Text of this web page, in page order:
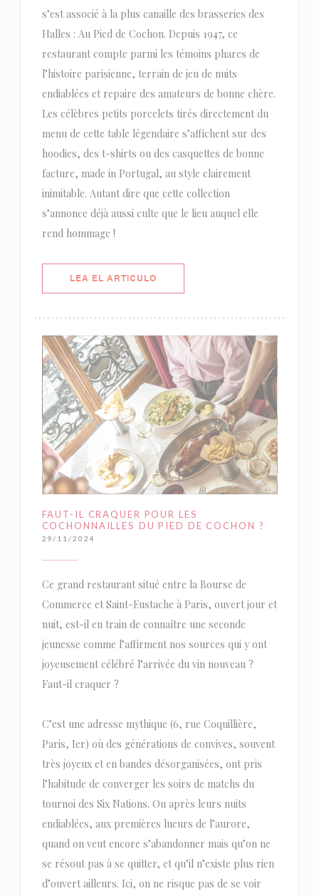
s’est associé à la plus canaille des brasseries des
Halles : Au Pied de Cochon. Depuis 1947, ce
restaurant compte parmi les témoins phares de
l’histoire parisienne, terrain de jeu de nuits
endiablées et repaire des amateurs de bonne chère.
Les célèbres petits porcelets tirés directement du
menu de cette table légendaire s’affichent sur des
hoodies, des t-shirts ou des casquettes de bonne
facture, made in Portugal, au style clairement
inimitable. Autant dire que cette collection
s’annonce déjà aussi culte que le lieu auquel elle
rend hommage !
LEA EL ARTICULO((ABRE EN UNA NUEVA
FAUT-IL CRAQUER POUR LES
COCHONNAILLES DU PIED DE COCHON ?
29/11/2024
Ce grand restaurant situé entre la Bourse de
Commerce et Saint-Eustache à Paris, ouvert jour et
nuit, est-il en train de connaître une seconde
jeunesse comme l’affirment nos sources qui y ont
joyeusement célébré l’arrivée du vin nouveau ?
Faut-il craquer ?
C’est une adresse mythique (6, rue Coquillière,
Paris, Ier) où des générations de convives, souvent
très joyeux et en bandes désorganisées, ont pris
l’habitude de converger les soirs de matchs du
tournoi des Six Nations. Ou après leurs nuits
endiablées, aux premières lueurs de l’aurore,
quand on veut encore s’abandonner mais qu’on ne
se résout pas à se quitter, et qu’il n’existe plus rien
d’ouvert ailleurs. Ici, on ne risque pas de se voir